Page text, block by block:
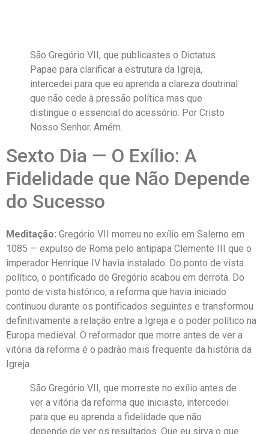
São Gregório VII, que publicastes o Dictatus
Papae para clarificar a estrutura da Igreja,
intercedei para que eu aprenda a clareza doutrinal
que não cede à pressão política mas que
distingue o essencial do acessório. Por Cristo
Nosso Senhor. Amém.
Sexto Dia — O Exílio: A
Fidelidade que Não Depende
do Sucesso
Meditação: Gregório VII morreu no exílio em Salerno em
1085 — expulso de Roma pelo antipapa Clemente III que o
imperador Henrique IV havia instalado. Do ponto de vista
político, o pontificado de Gregório acabou em derrota. Do
ponto de vista histórico, a reforma que havia iniciado
continuou durante os pontificados seguintes e transformou
definitivamente a relação entre a Igreja e o poder político na
Europa medieval. O reformador que morre antes de ver a
vitória da reforma é o padrão mais frequente da história da
Igreja.
São Gregório VII, que morreste no exílio antes de
ver a vitória da reforma que iniciaste, intercedei
para que eu aprenda a fidelidade que não
depende de ver os resultados. Que eu sirva o que